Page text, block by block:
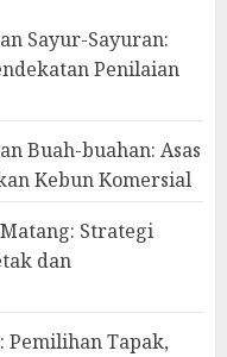
Sayur-Sayuran:
Penilaian
Buah-buahan: Asas
Kebun Komersial
Strategi
dan
Pemilihan Tapak,